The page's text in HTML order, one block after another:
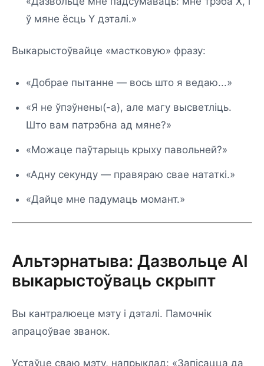
ў мяне ёсць Y дэталі.»
Выкарыстоўвайце «мастковую» фразу:
«Добрае пытанне — вось што я ведаю...»
«Я не ўпэўнены(-а), але магу высветліць.
Што вам патрэбна ад мяне?»
«Можаце паўтарыць крыху павольней?»
«Адну секунду — правяраю свае нататкі.»
«Дайце мне падумаць момант.»
Альтэрнатыва: Дазвольце AI
выкарыстоўваць скрыпт
Вы кантралюеце мэту і дэталі. Памочнік
апрацоўвае званок.
Устаўце сваю мэту, напрыклад: «Запісацца да